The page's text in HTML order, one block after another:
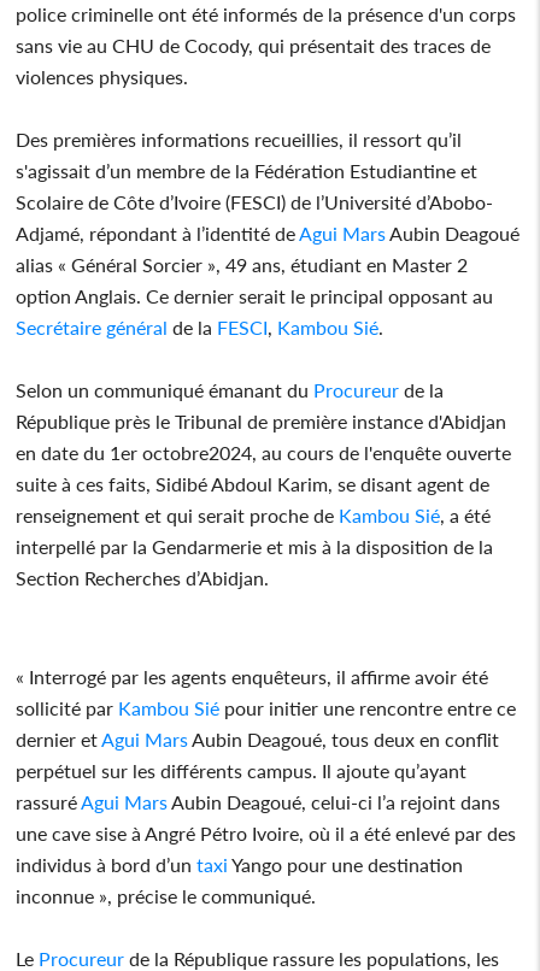
police criminelle ont été informés de la présence d'un corps
sans vie au CHU de Cocody, qui présentait des traces de
violences physiques.
Des premières informations recueillies, il ressort qu’il
s'agissait d’un membre de la Fédération Estudiantine et
Scolaire de Côte d’Ivoire (FESCI) de l’Université d’Abobo-
Adjamé, répondant à l’identité deAgui MarsAubin Deagoué
alias « Général Sorcier », 49 ans, étudiant en Master 2
option Anglais. Ce dernier serait le principal opposant au
Secrétaire général de la FESCI, Kambou Sié.
Selon un communiqué émanant du Procureur de la
République près le Tribunal de première instance d'Abidjan
en date du 1er octobre2024, au cours de l'enquête ouverte
suite à ces faits, Sidibé Abdoul Karim, se disant agent de
renseignement et qui serait proche de Kambou Sié, a été
interpellé par la Gendarmerie et mis à la disposition de la
Section Recherches d’Abidjan.
« Interrogé par les agents enquêteurs, il affirme avoir été
sollicité par Kambou Sié pour initier une rencontre entre ce
dernier etAgui MarsAubin Deagoué, tous deux en conflit
perpétuel sur les différents campus. Il ajoute qu’ayant
rassuréAgui MarsAubin Deagoué, celui-ci l’a rejoint dans
une cave sise à Angré Pétro Ivoire, où il a été enlevé par des
individus à bord d’un taxi Yango pour une destination
inconnue », précise le communiqué.
Le Procureur de la République rassure les populations, les